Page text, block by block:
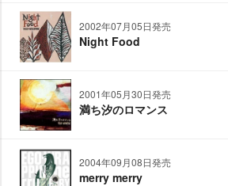
2002年07月05日発売
Night Food
2001年05月30日発売
満ち汐のロマンス
2004年09月08日発売
merry merry